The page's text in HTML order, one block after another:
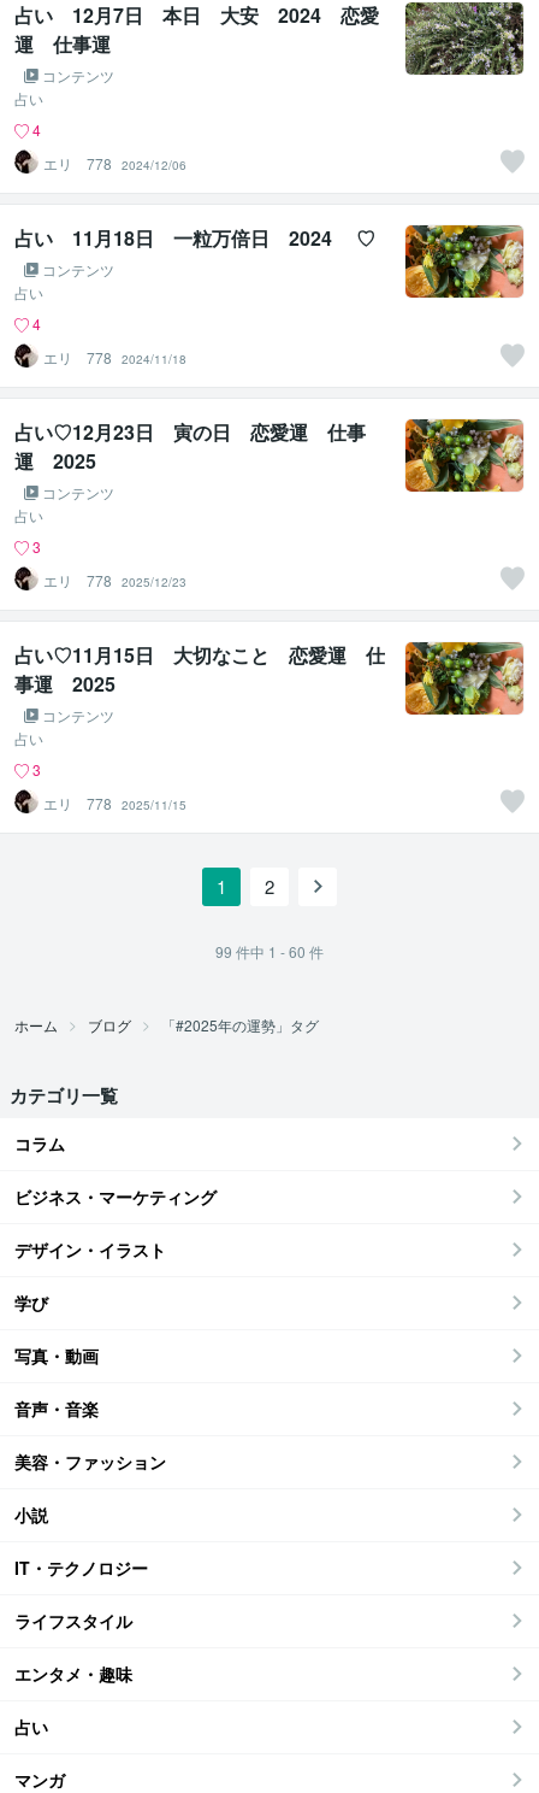
占い 12月7日 本日 大安 2024 恋愛
運 仕事運
コンテンツ
占い
4
エリ 778
2024/12/06
占い 11月18日 一粒万倍日 2024 ♡
コンテンツ
占い
4
エリ 778
2024/11/18
占い♡12月23日 寅の日 恋愛運 仕事
運 2025
コンテンツ
占い
3
エリ 778
2025/12/23
占い♡11月15日 大切なこと 恋愛運 仕
事運 2025
コンテンツ
占い
3
エリ 778
2025/11/15
1 2
99 件中 1 - 60 件
ホーム ブログ 「#2025年の運勢」タグ
カテゴリ一覧
コラム
ビジネス・マーケティング
デザイン・イラスト
学び
写真・動画
音声・音楽
美容・ファッション
小説
IT・テクノロジー
ライフスタイル
エンタメ・趣味
占い
マンガ